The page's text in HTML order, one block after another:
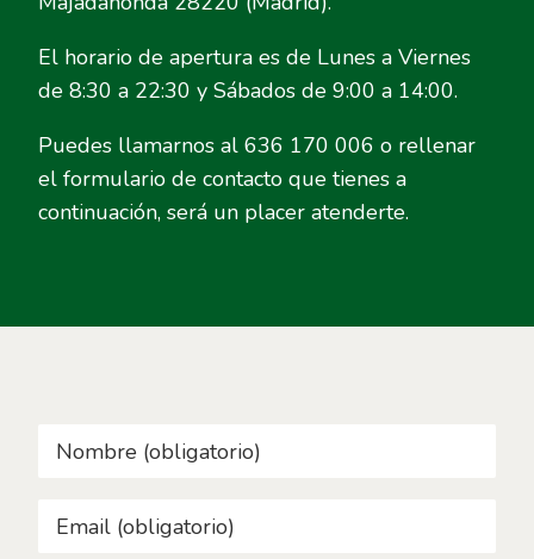
El horario de apertura es de Lunes a Viernes
de 8:30 a 22:30 y Sábados de 9:00 a 14:00.
Puedes llamarnos al 636 170 006 o rellenar
el formulario de contacto que tienes a
continuación, será un placer atenderte.